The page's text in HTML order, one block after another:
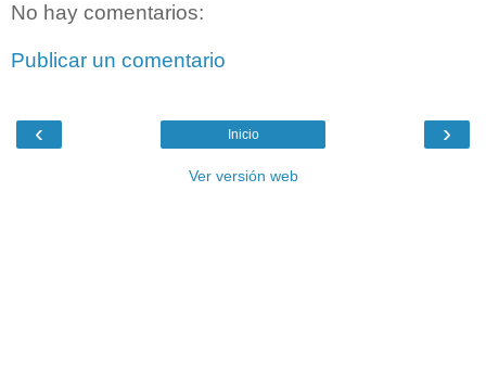
No hay comentarios:
Publicar un comentario
‹ ›
Inicio
Ver versión web